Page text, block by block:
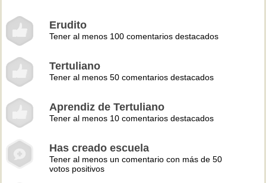
Erudito
Tener al menos 100 comentarios destacados
Tertuliano
Tener al menos 50 comentarios destacados
Aprendiz de Tertuliano
Tener al menos 10 comentarios destacados
Has creado escuela
Tener al menos un comentario con más de 50
votos positivos